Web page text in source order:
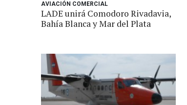
AVIACIÓN COMERCIAL
LADE unirá Comodoro Rivadavia,
Bahía Blanca y Mar del Plata